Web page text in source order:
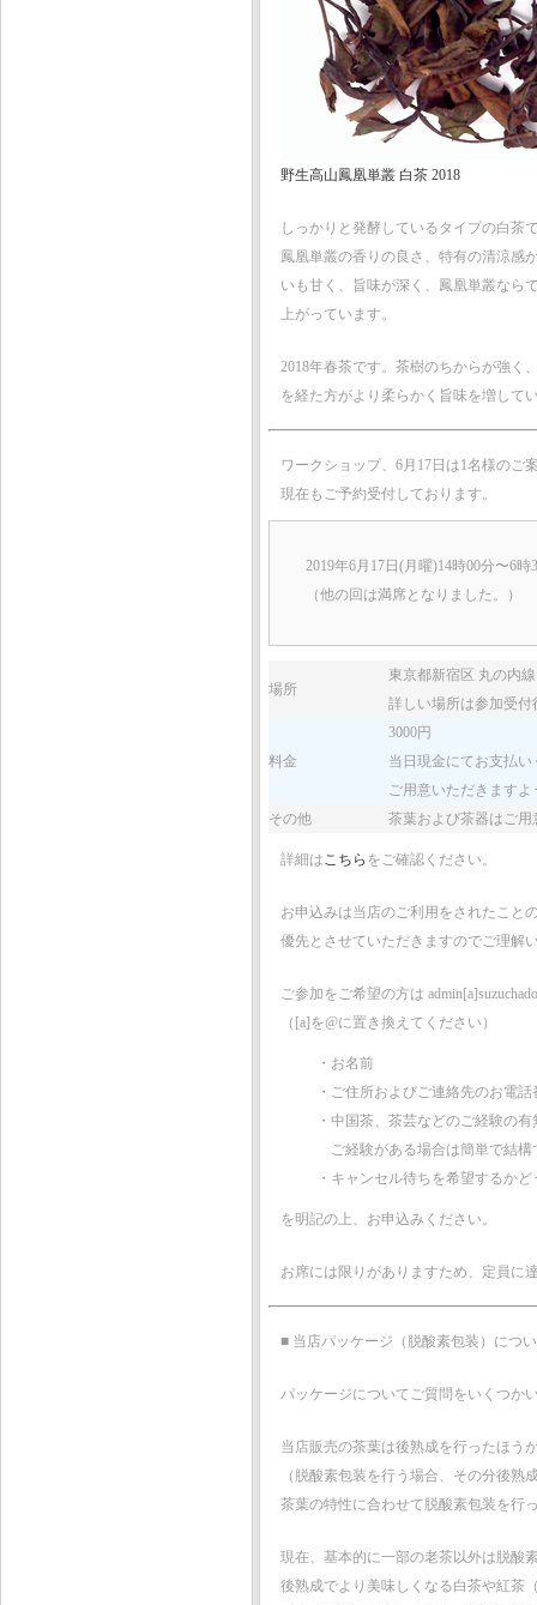
野生高山鳳凰単叢 白茶 2018
しっかりと発酵しているタイプの白茶
鳳凰単叢の香りの良さ、特有の清涼感
いも甘く、旨味が深く、鳳凰単叢なら
上がっています。
2018年春茶です。茶樹のちからが強く
を経た方がより柔らかく旨味を増して
ワークショップ、6月17日は1名様のご
現在もご予約受付しております。
2019年6月17日(月曜)14時00分〜6
（他の回は満席となりました。）
場所
東京都新宿区 丸の内
詳しい場所は参加受
料金
3000円
当日現金にてお支払
ご用意いただきます
その他
茶葉および茶器はご
詳細はこちら をご確認ください。
お申込みは当店のご利用をされたこと
優先とさせていただきますのでご理解
ご参加をご希望の方は
（[a]を@に置き換えてください）
・お名前
・ご住所およびご連絡先のお電話
・中国茶、茶芸などのご経験の有
ご経験がある場合は簡単で結構
・キャンセル待ちを希望するかど
を明記の上、お申込みください。
お席には限りがありますため、定員に
■ 当店パッケージ（脱酸素包装）につ
パッケージについてご質問をいくつか
当店販売の茶葉は後熟成を行ったほう
（脱酸素包装を行う場合、その分後熟
茶葉の特性に合わせて脱酸素包装を行
現在、基本的に一部の老茶以外は脱酸
後熟成でより美味しくなる白茶や紅茶